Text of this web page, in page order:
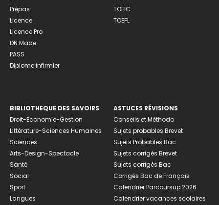
Prépas
Licence
Licence Pro
DN Made
PASS
Diplome infirmier
TOEIC
TOEFL
BIBLIOTHEQUE DES SAVOIRS
Droit-Economie-Gestion
Littérature-Sciences Humaines
Sciences
Arts-Design-Spectacle
Santé
Social
Sport
Langues
ASTUCES RÉVISIONS
Conseils et Méthodo
Sujets probables Brevet
Sujets Probables Bac
Sujets corrigés Brevet
Sujets corrigés Bac
Corrigés Bac de Français
Calendrier Parcoursup 2026
Calendrier vacances scolaires